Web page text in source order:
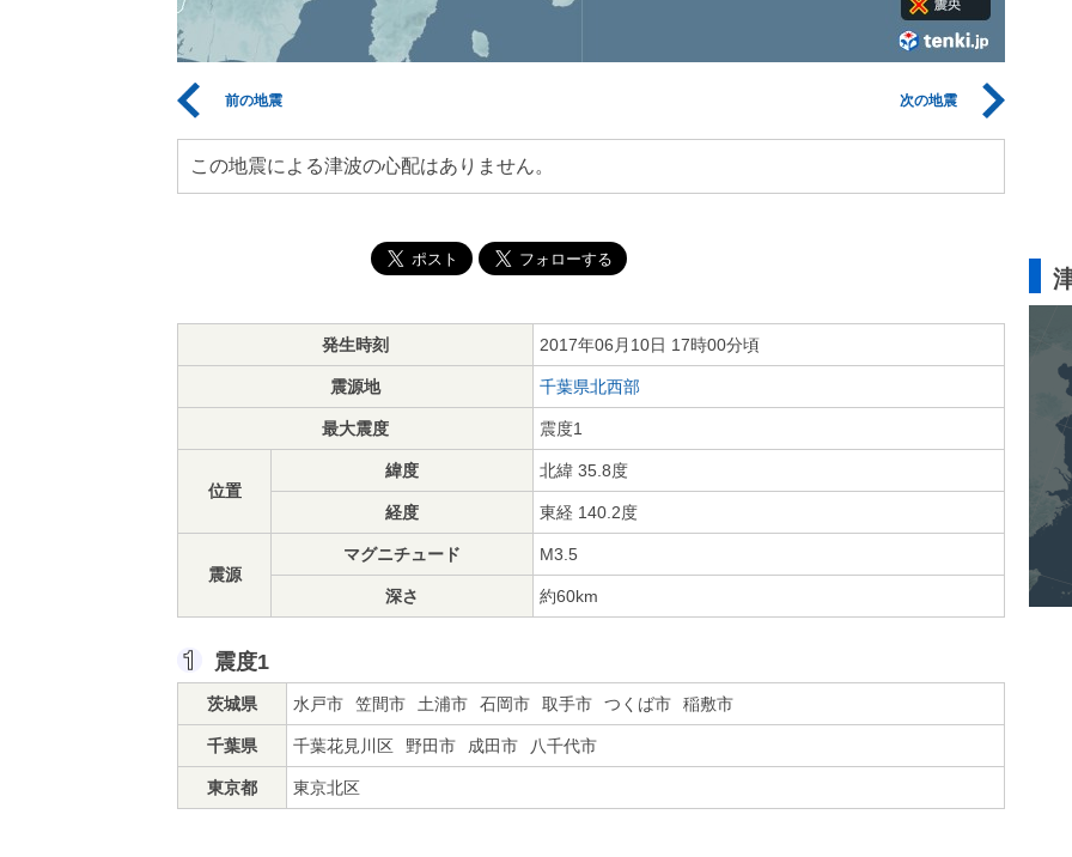
前の地震 次の地震
この地震による津波の心配はありません。
発生時刻 2017年06月10日 17時00分頃
震源地 千葉県北西部
最大震度 震度1
位置
緯度 北緯 35.8度
経度 東経 140.2度
震源
マグニチュード M3.5
深さ 約60km
震度1
茨城県 水戸市 笠間市 土浦市 石岡市 取手市 つくば市 稲敷市
千葉県 千葉花見川区 野田市 成田市 八千代市
東京都 東京北区